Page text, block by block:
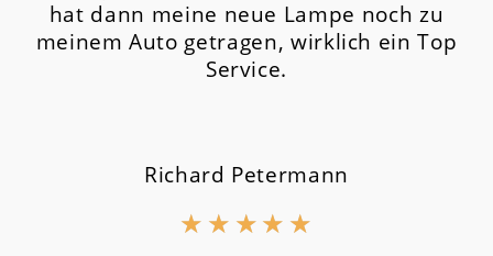
hat dann meine neue Lampe noch zu
meinem Auto getragen, wirklich ein Top
Service.
Richard Petermann
★ ★ ★ ★ ★